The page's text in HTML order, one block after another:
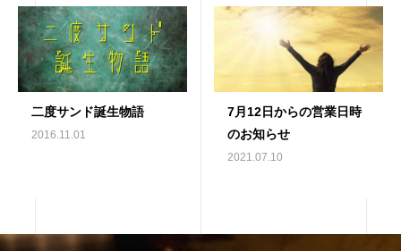
二度サンド誕生物語
2016.11.01
7月12日からの営業日時
のお知らせ
2021.07.10